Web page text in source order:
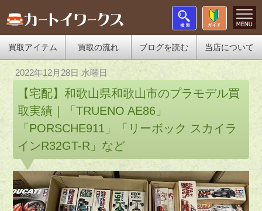
買取アイテム 買取の流れ ブログを読む 当店について
2022年12月28日 水曜日
【宅配】和歌山県和歌山市のプラモデル買
取実績｜「TRUENO AE86」
「PORSCHE911」「リーボック スカイラ
インR32GT-R」など